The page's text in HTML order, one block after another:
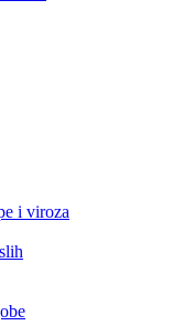
i viroza